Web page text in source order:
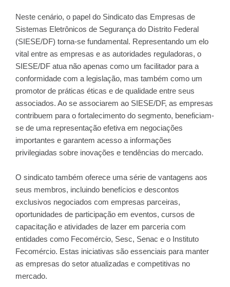
Neste cenário, o papel do Sindicato das Empresas de
Sistemas Eletrônicos de Segurança do Distrito Federal
(SIESE/DF) torna-se fundamental. Representando um elo
vital entre as empresas e as autoridades reguladoras, o
SIESE/DF atua não apenas como um facilitador para a
conformidade com a legislação, mas também como um
promotor de práticas éticas e de qualidade entre seus
associados. Ao se associarem ao SIESE/DF, as empresas
contribuem para o fortalecimento do segmento, beneficiam-
se de uma representação efetiva em negociações
importantes e garantem acesso a informações
privilegiadas sobre inovações e tendências do mercado.
O sindicato também oferece uma série de vantagens aos
seus membros, incluindo benefícios e descontos
exclusivos negociados com empresas parceiras,
oportunidades de participação em eventos, cursos de
capacitação e atividades de lazer em parceria com
entidades como Fecomércio, Sesc, Senac e o Instituto
Fecomércio. Estas iniciativas são essenciais para manter
as empresas do setor atualizadas e competitivas no
mercado.